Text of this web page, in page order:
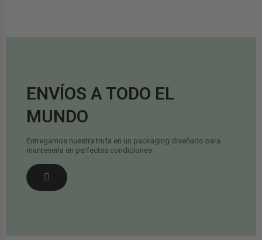
ENVÍOS A TODO EL
MUNDO
Entregamos nuestra trufa en un packaging diseñado para
mantenerla en perfectas condiciones.